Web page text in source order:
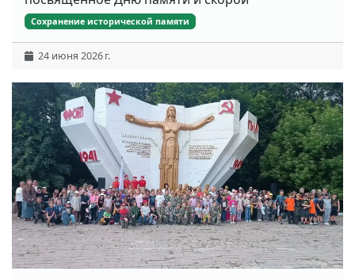
Сохранение исторической памяти
24 июня 2026 г.